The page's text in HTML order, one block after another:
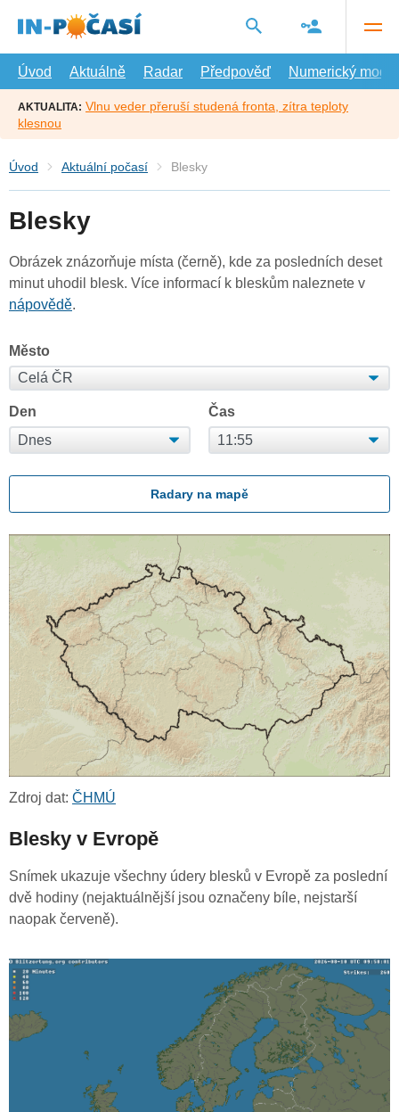
hlavní
Úvod
Aktuálně Radar Předpověď Numerický model
AKTUALITA: Vlnu veder přeruší studená fronta, zítra teploty
klesnou
Úvod Aktuální počasí Blesky
Blesky
Obrázek znázorňuje místa (černě), kde za posledních deset
minut uhodil blesk. Více informací k bleskům naleznete v
nápovědě.
Město
Den Čas
Radary na mapě
Zdroj dat: ČHMÚ
Blesky v Evropě
Snímek ukazuje všechny údery blesků v Evropě za poslední
dvě hodiny (nejaktuálnější jsou označeny bíle, nejstarší
naopak červeně).